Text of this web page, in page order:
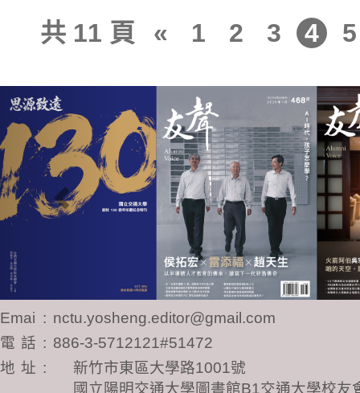
共 11 頁 « 1 2 3 4 5
Previous
Email : nctu.yosheng.editor@gmail.com
電話 : 886-3-5712121#51472
地址 :
新竹市東區大學路1001號
國立陽明交通大學圖書館B1交通大學校友